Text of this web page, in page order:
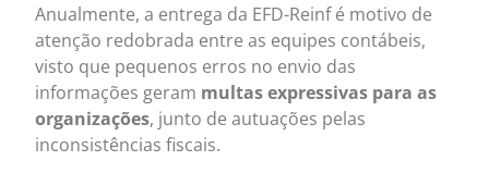
Anualmente, a entrega da EFD-Reinf é motivo de
atenção redobrada entre as equipes contábeis,
visto que pequenos erros no envio das
informações geram multas expressivas para as
organizações, junto de autuações pelas
inconsistências fiscais.